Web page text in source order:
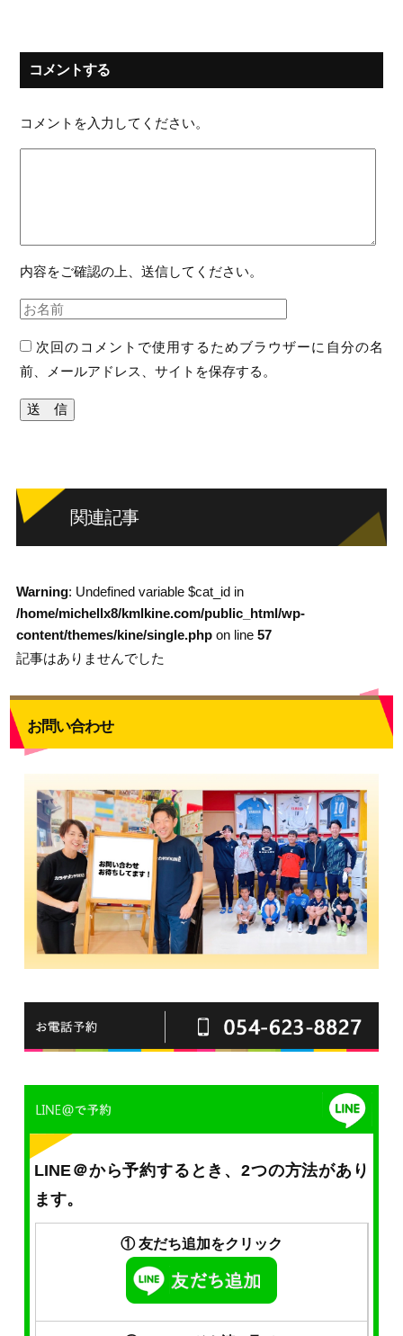
コメントする
コメントを入力してください。
内容をご確認の上、送信してください。
次回のコメントで使用するためブラウザーに自分の名
前、メールアドレス、サイトを保存する。
関連記事
Warning: Undefined variable $cat_id in
/home/michellx8/kmlkine.com/public_html/wp-
content/themes/kine/single.phpon line 57
記事はありませんでした
お問い合わせ
LINE＠から予約するとき、2つの方法があり
ます。
① 友だち追加をクリック